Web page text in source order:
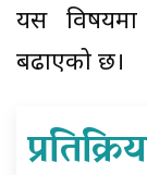
यस विषयमा
बढाएको छ।